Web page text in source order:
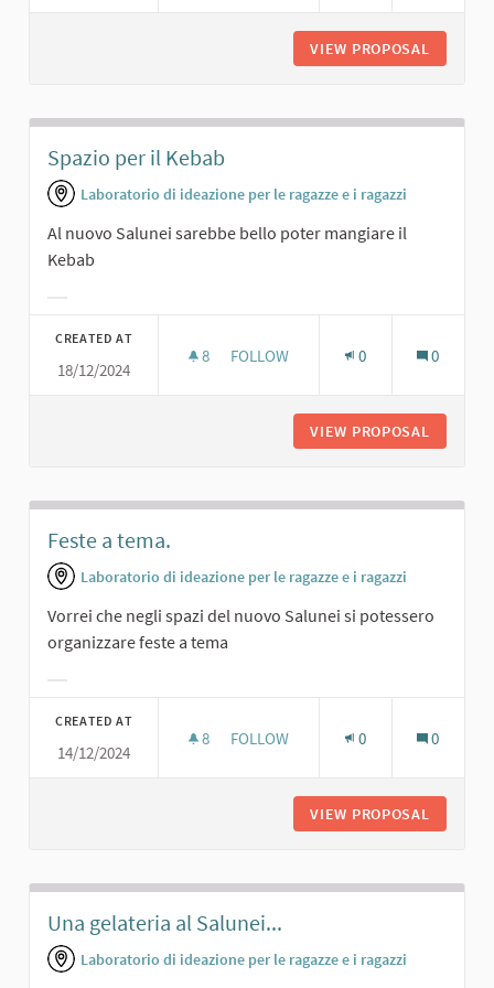
VIEW PROPOSAL
Spazio per il Kebab
Laboratorio di ideazione per le ragazze e i ragazzi
Al nuovo Salunei sarebbe bello poter mangiare il
Kebab
CREATED AT
18/12/2024
8 8 FOLLOWERS
FOLLOW 0 0
VIEW PROPOSAL
Feste a tema.
Laboratorio di ideazione per le ragazze e i ragazzi
Vorrei che negli spazi del nuovo Salunei si potessero
organizzare feste a tema
CREATED AT
14/12/2024
8 8 FOLLOWERS
FOLLOW 0 0
VIEW PROPOSAL
Una gelateria al Salunei...
Laboratorio di ideazione per le ragazze e i ragazzi